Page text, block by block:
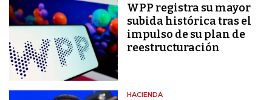
WPP registra su mayor
subida histórica tras el
impulso de su plan de
reestructuración
HACIENDA